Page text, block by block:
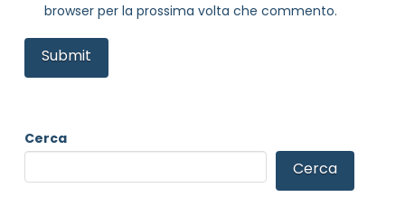
browser per la prossima volta che commento.
Cerca
Cerca